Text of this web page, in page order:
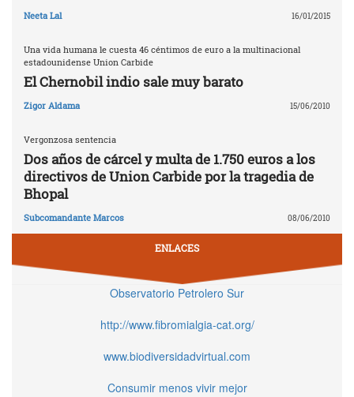
Neeta Lal 16/01/2015
Una vida humana le cuesta 46 céntimos de euro a la multinacional
estadounidense Union Carbide
El Chernobil indio sale muy barato
Zigor Aldama 15/06/2010
Vergonzosa sentencia
Dos años de cárcel y multa de 1.750 euros a los
directivos de Union Carbide por la tragedia de
Bhopal
Subcomandante Marcos 08/06/2010
ENLACES
Observatorio Petrolero Sur
http://www.fibromialgia-cat.org/
www.biodiversidadvirtual.com
Consumir menos vivir mejor